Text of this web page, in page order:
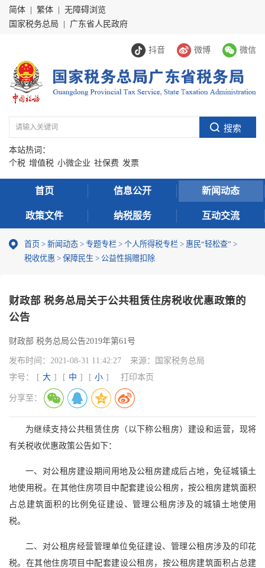
简体 繁体
无障碍浏览
国家税务总局
广东省人民政府
抖音 微博 微信
本站热词：
个税 增值税 小微企业 社保费 发票
首页 信息公开 新闻动态
政策文件 纳税服务 互动交流
首页 > 新闻动态 > 专题专栏 > 个人所得税专栏 > 惠民“轻松查” >
税收优惠 > 保障民生 > 公益性捐赠扣除
财政部 税务总局关于公共租赁住房税收优惠政策的
公告
财政部 税务总局公告2019年第61号
发布时间： 2021-08-31 11:42:27 来源：
国家税务总局
字号：
[ 大 ] [ 中 ] [ 小 ] 打印本页
分享至：
为继续支持公共租赁住房（以下称公租房）建设和运营，现将
有关税收优惠政策公告如下：
一、对公租房建设期间用地及公租房建成后占地，免征城镇土
地使用税。在其他住房项目中配套建设公租房，按公租房建筑面积
占总建筑面积的比例免征建设、管理公租房涉及的城镇土地使用
税。
二、对公租房经营管理单位免征建设、管理公租房涉及的印花
税。在其他住房项目中配套建设公租房，按公租房建筑面积占总建